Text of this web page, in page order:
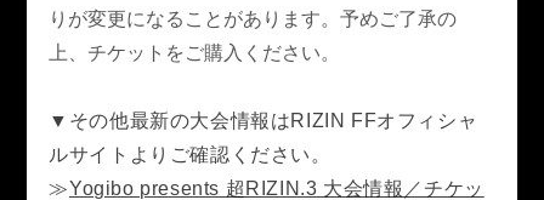
りが変更になることがあります。予めご了承の
上、チケットをご購入ください。
▼その他最新の大会情報はRIZIN FFオフィシャ
ルサイトよりご確認ください。
≫Yogibo presents 超RIZIN.3 大会情報／チケッ